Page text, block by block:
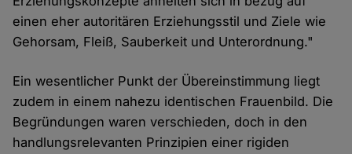
einen eher autoritären Erziehungsstil und Ziele wie
Gehorsam, Fleiß, Sauberkeit und Unterordnung."
Ein wesentlicher Punkt der Übereinstimmung liegt
zudem in einem nahezu identischen Frauenbild. Die
Begründungen waren verschieden, doch in den
handlungsrelevanten Prinzipien einer rigiden